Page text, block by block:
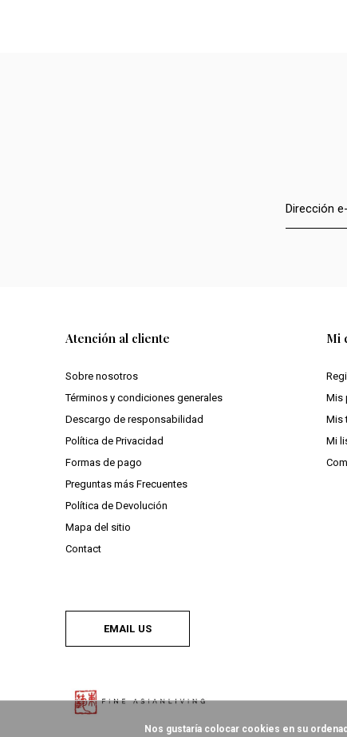
Atención al cliente
Sobre nosotros
Términos y condiciones generales
Descargo de responsabilidad
Política de Privacidad
Formas de pago
Preguntas más Frecuentes
Política de Devolución
Mapa del sitio
Contact
Mi
Mis
Mis
Mi
EMAIL US
Nos gustaría colocar cookies en su